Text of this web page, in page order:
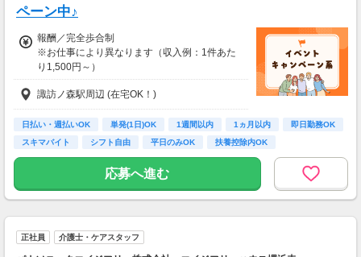
ペーン中♪
報酬／完全歩合制
※お仕事により異なります（収入例：1件あた
り1,500円～）
・登録お祝い制度では最大11,500円GETできま
す！
(弊社規定による)
諏訪ノ森駅周辺 (在宅OK！)
日払い・週払いOK 単発(1日)OK 1週間以内 1ヵ月以内
即日勤務OK
スキマバイト
シフト自由 平日のみOK 扶養控除内OK
応募へ進む
正社員 介護士・ケアスタッフ